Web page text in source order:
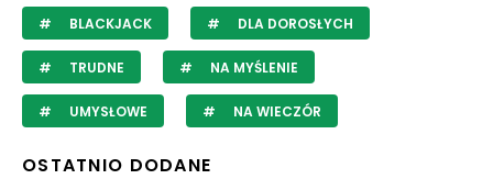
BLACKJACK DLA DOROSŁYCH
TRUDNE NA MYŚLENIE
UMYSŁOWE NA WIECZÓR
OSTATNIO DODANE